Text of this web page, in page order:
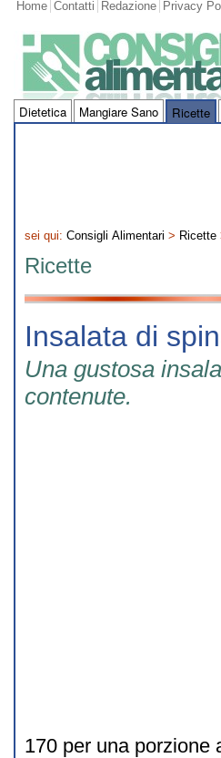
Home Contatti Redazione Privacy
Dietetica Mangiare Sano Ricette
sei qui: Consigli Alimentari > Ricette
Ricette
Insalata di
Una gustosa
contenute.
170 per una porzione